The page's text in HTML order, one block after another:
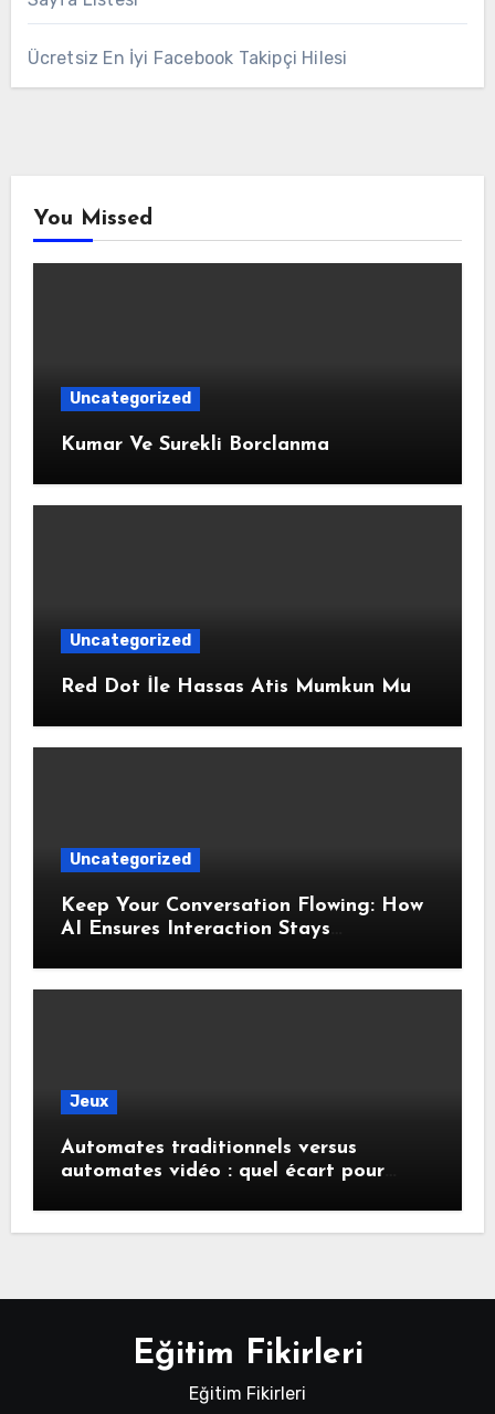
Ücretsiz En İyi Facebook Takipçi Hilesi
You Missed
Uncategorized
Kumar Ve Surekli Borclanma
Uncategorized
Red Dot İle Hassas Atis Mumkun Mu
Uncategorized
Keep Your Conversation Flowing: How
AI Ensures Interaction Stays
Jeux
Automates traditionnels versus
automates vidéo : quel écart pour
Eğitim Fikirleri
Eğitim Fikirleri